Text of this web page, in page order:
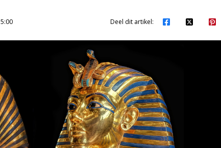
Deel dit artikel: